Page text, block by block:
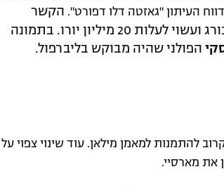
הקשר
הבלגי שישחק עם הנבחרת ביורו שייך לזניט סט. פטרסבורג ועשוי לעלות 20 מיליון יורו. בתמונה
הפולני שהיה מבוקש בליברפול.
להתמנות למאמן מילאן. עוד שינוי צפוי על
את מארסיי.